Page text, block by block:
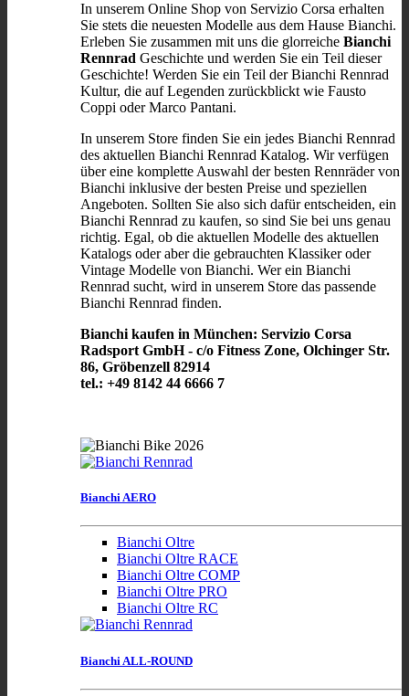
In unserem Online Shop von Servizio Corsa erhalten
Sie stets die neuesten Modelle aus dem Hause Bianchi.
Erleben Sie zusammen mit uns die glorreiche Bianchi
Rennrad Geschichte und werden Sie ein Teil dieser
Geschichte! Werden Sie ein Teil der Bianchi Rennrad
Kultur, die auf Legenden zurückblickt wie Fausto
Coppi oder Marco Pantani.
In unserem Store finden Sie ein jedes Bianchi Rennrad
des aktuellen Bianchi Rennrad Katalog. Wir verfügen
über eine komplette Auswahl der besten Rennräder von
Bianchi inklusive der besten Preise und speziellen
Angeboten. Sollten Sie also sich dafür entscheiden, ein
Bianchi Rennrad zu kaufen, so sind Sie bei uns genau
richtig. Egal, ob die aktuellen Modelle des aktuellen
Katalogs oder aber die gebrauchten Klassiker oder
Vintage Modelle von Bianchi. Wer ein Bianchi
Rennrad sucht, wird in unserem Store das passende
Bianchi Rennrad finden.
Bianchi kaufen in München: Servizio Corsa
Radsport GmbH - c/o Fitness Zone, Olchinger Str.
86, Gröbenzell 82914
tel.: +49 8142 44 6666 7
Bianchi AERO
Bianchi Oltre
Bianchi Oltre RACE
Bianchi Oltre COMP
Bianchi Oltre PRO
Bianchi Oltre RC
Bianchi ALL-ROUND